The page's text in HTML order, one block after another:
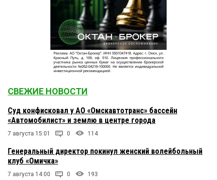
СВЕЖИЕ НОВОСТИ
Суд конфисковал у АО «Омскавтотранс» бассейн
«Автомобилист» и землю в центре города
7 августа 15:01 0 114
Генеральный директор покинул женский волейбольный
клуб «Омичка»
7 августа 14:00 0 193